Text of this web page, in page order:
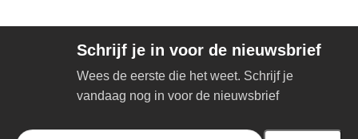
Schrijf je in voor de nieuwsbrief
Wees de eerste die het weet. Schrijf je
vandaag nog in voor de nieuwsbrief